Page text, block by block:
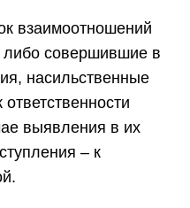
взаимоотношений
совершившие в
насильственные
выявления в их
– к